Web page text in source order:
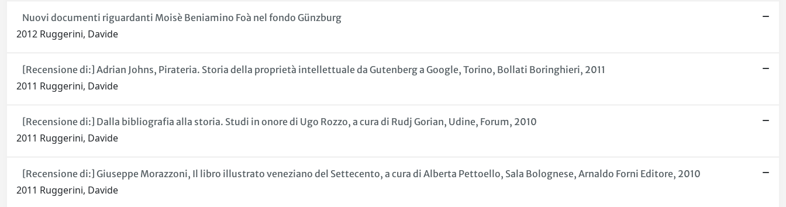
Nuovi documenti riguardanti Moisè Beniamino Foà nel fondo Günzburg
2012 Ruggerini, Davide
[Recensione di:] Adrian Johns, Pirateria. Storia della proprietà intellettuale da Gutenberg a Google, Torino, Bollati Boringhieri, 2011
2011 Ruggerini, Davide
[Recensione di:] Dalla bibliografia alla storia. Studi in onore di Ugo Rozzo, a cura di Rudj Gorian, Udine, Forum, 2010
2011 Ruggerini, Davide
[Recensione di:] Giuseppe Morazzoni, Il libro illustrato veneziano del Settecento, a cura di Alberta Pettoello, Sala Bolognese, Arnaldo Forni Editore, 2010
2011 Ruggerini, Davide